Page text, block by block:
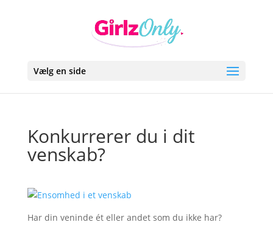
Vælg en side
Konkurrerer du i dit
venskab?
Har din veninde ét eller andet som du ikke har?